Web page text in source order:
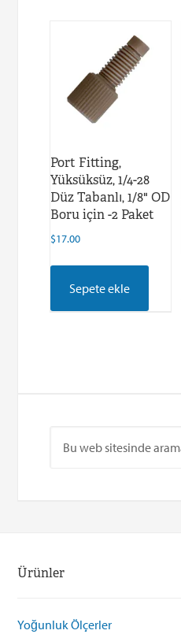
Port Fitting,
Yüksüksüz, 1/4-28
Düz Tabanlı, 1/8" OD
Boru için -2 Paket
$17.00
Sepete ekle
Ürünler
Yoğunluk Ölçerler